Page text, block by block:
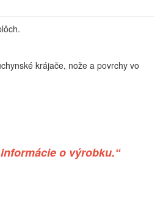
krájače, nože a povrchy vo
o výrobku.“